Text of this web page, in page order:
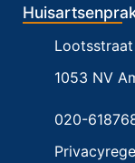
1053 NV
020-